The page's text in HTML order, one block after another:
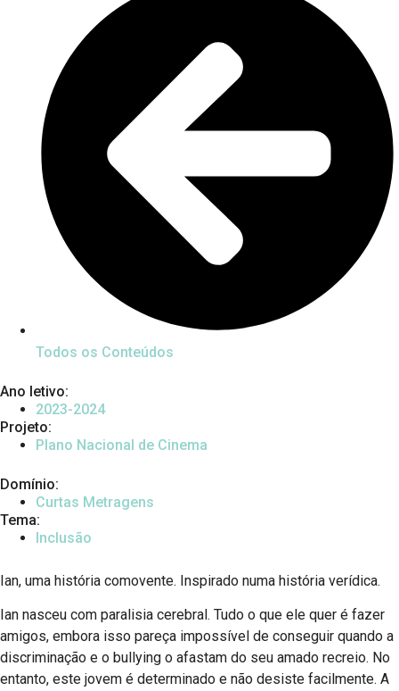
Todos os Conteúdos
Ano letivo:
2023-2024
Projeto:
Plano Nacional de Cinema
Domínio:
Curtas Metragens
Tema:
Inclusão
Ian, uma história comovente. Inspirado numa história verídica.
Ian nasceu com paralisia cerebral. Tudo o que ele quer é fazer
amigos, embora isso pareça impossível de conseguir quando a
discriminação e o bullying o afastam do seu amado recreio. No
entanto, este jovem é determinado e não desiste facilmente. A